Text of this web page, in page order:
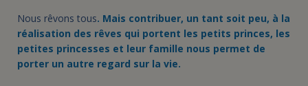
Nous rêvons tous. Mais contribuer, un tant soit peu, à la
réalisation des rêves qui portent les petits princes, les
petites princesses et leur famille nous permet de
porter un autre regard sur la vie.